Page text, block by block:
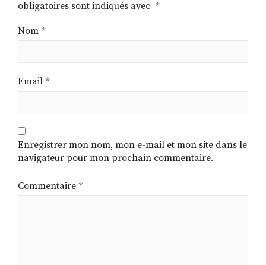
obligatoires sont indiqués avec *
Nom *
Email *
Enregistrer mon nom, mon e-mail et mon site dans le
navigateur pour mon prochain commentaire.
Commentaire *